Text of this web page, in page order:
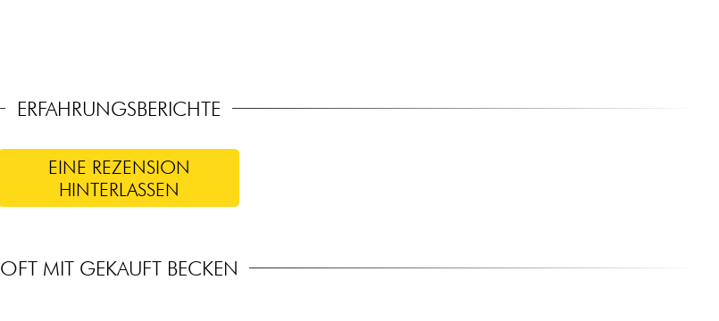
ERFAHRUNGSBERICHTE
EINE REZENSION
HINTERLASSEN
OFT MIT GEKAUFT BECKEN